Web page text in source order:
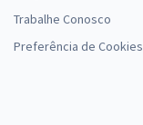
Trabalhe Conosco
Preferência de Cookies